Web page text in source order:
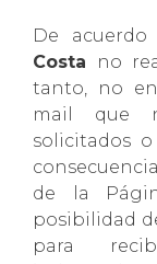
De
Costa no
tanto, no
mail que
solicitados
de la
posibilidad
para